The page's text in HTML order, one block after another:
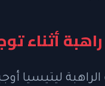
أثناء